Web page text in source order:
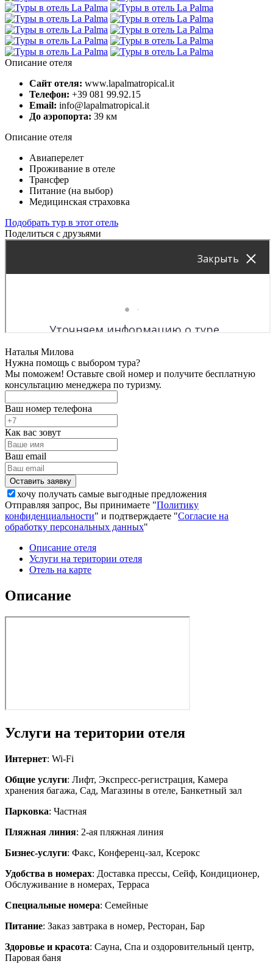
Описание отеля
Сайт отеля: www.lapalmatropical.it
Телефон: +39 081 99.92.15
Email: info@lapalmatropical.it
До аэропорта: 39 км
Описание отеля
Авиаперелет
Проживание в отеле
Трансфер
Питание (на выбор)
Медицинская страховка
Подобрать тур в этот отель
Поделиться с друзьями
Наталья Милова
Нужна помощь с выбором тура?
Мы поможем! Оставьте свой номер и получите бесплатную
консультацию менеджера по туризму.
Ваш номер телефона
Как вас зовут
Ваш email
хочу получать самые выгодные предложения
Отправляя запрос, Вы принимаете "Политику
конфиденциальности" и подтверждаете "Согласие на
обработку персональных данных"
Описание отеля
Услуги на територии отеля
Отель на карте
Описание
Услуги на територии отеля
Интернет: Wi-Fi
Общие услуги: Лифт, Экспресс-регистрация, Камера
хранения багажа, Сад, Магазины в отеле, Банкетный зал
Парковка: Частная
Пляжная линия: 2-ая пляжная линия
Бизнес-услуги: Факс, Конференц-зал, Ксерокс
Удобства в номерах: Доставка прессы, Сейф, Кондиционер,
Обслуживание в номерах, Терраса
Специальные номера: Семейные
Питание: Заказ завтрака в номер, Ресторан, Бар
Здоровье и красота: Сауна, Спа и оздоровительный центр,
Паровая баня